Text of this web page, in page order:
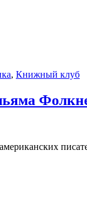
, Книжный клуб